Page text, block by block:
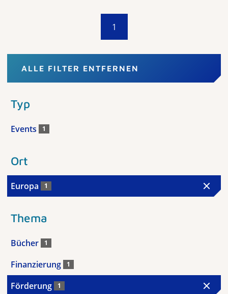
1
ALLE FILTER ENTFERNEN
Typ
Events 1
Ort
Europa 1
Thema
Bücher 1
Finanzierung 1
Förderung 1